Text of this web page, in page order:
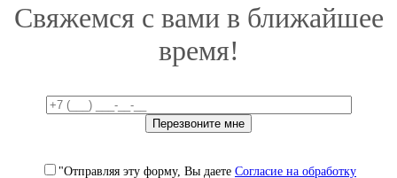
Свяжемся с вами в ближайшее
время!
"Отправляя эту форму, Вы даете Согласие на обработку